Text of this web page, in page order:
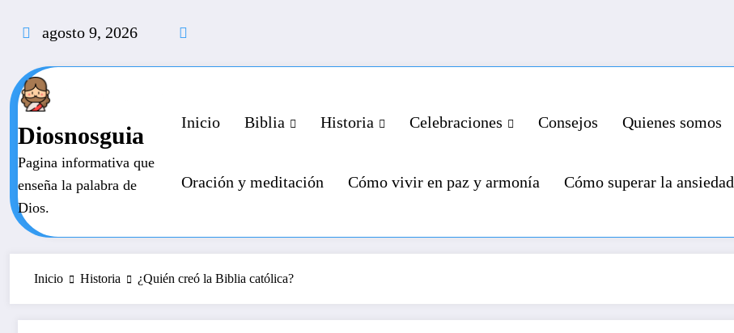
agosto 9, 2026
Diosnosguia
Pagina informativa que
enseña la palabra de
Dios.
Inicio Biblia Historia Celebraciones Consejos Quienes somos
Oración y meditación Cómo vivir en paz y armonía Cómo superar la ansiedad
Inicio Historia ¿Quién creó la Biblia católica?